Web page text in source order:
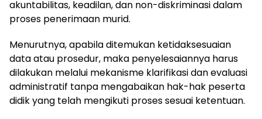
akuntabilitas, keadilan, dan non-diskriminasi dalam
proses penerimaan murid.
Menurutnya, apabila ditemukan ketidaksesuaian
data atau prosedur, maka penyelesaiannya harus
dilakukan melalui mekanisme klarifikasi dan evaluasi
administratif tanpa mengabaikan hak-hak peserta
didik yang telah mengikuti proses sesuai ketentuan.